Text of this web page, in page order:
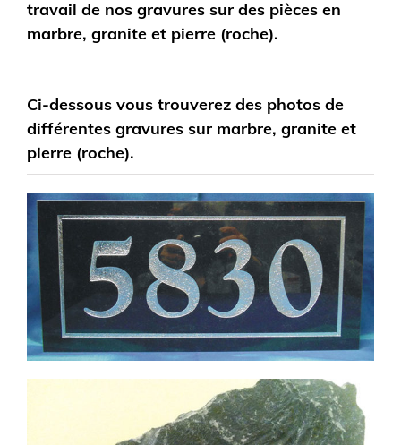
travail de nos gravures sur des pièces en
marbre, granite et pierre (roche).
Ci-dessous vous trouverez des photos de
différentes gravures sur marbre, granite et
pierre (roche).